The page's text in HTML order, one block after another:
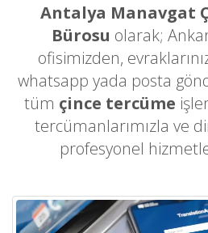
Antalya Manavgat
Bürosu olarak;
ofisimizden,
whatsapp yada posta
tüm çince tercüme
tercümanlarımızla ve
profesyonel